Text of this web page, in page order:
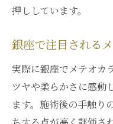
押ししています。
銀座で注目される
実際に銀座でメテオカ
ツヤや柔らかさに感動
ます。施術後の手触り